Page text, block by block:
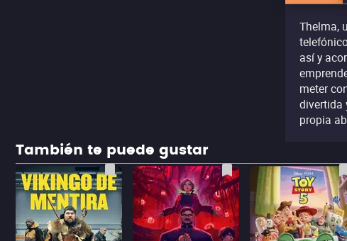
Thelma,
así y
meter
divertida
propia
También te puede gustar